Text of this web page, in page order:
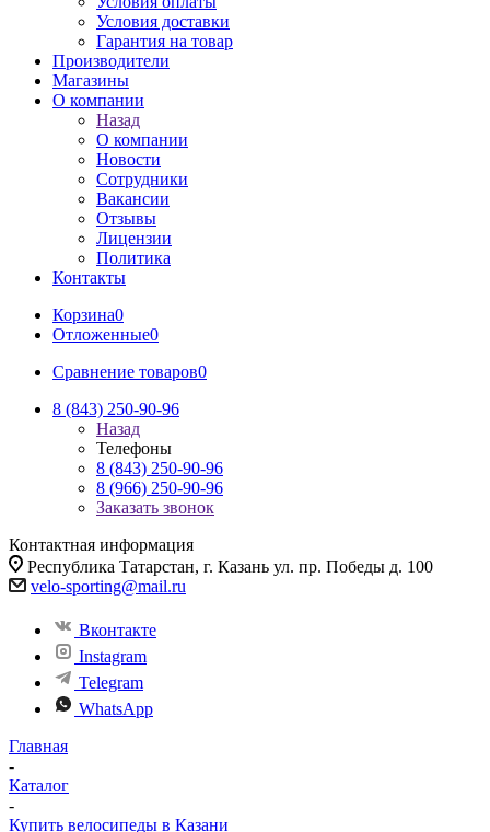
Условия доставки
Гарантия на товар
Производители
Магазины
О компании
Назад
О компании
Новости
Сотрудники
Вакансии
Отзывы
Лицензии
Политика
Контакты
Корзина0
Отложенные0
Сравнение товаров0
8 (843) 250-90-96
Назад
Телефоны
8 (843) 250-90-96
8 (966) 250-90-96
Заказать звонок
Контактная информация
Республика Татарстан, г. Казань ул. пр. Победы д. 100
velo-sporting@mail.ru
Вконтакте
Instagram
Telegram
WhatsApp
Главная
-
Каталог
-
Купить велосипеды в Казани